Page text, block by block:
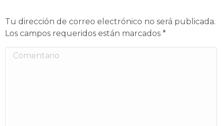
Tu dirección de correo electrónico no será publicada.
Los campos requeridos están marcados *
Comentario